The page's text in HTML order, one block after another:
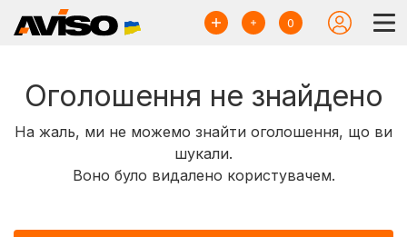
0
Оголошення не знайдено
На жаль, ми не можемо знайти оголошення, що ви
шукали.
Воно було видалено користувачем.